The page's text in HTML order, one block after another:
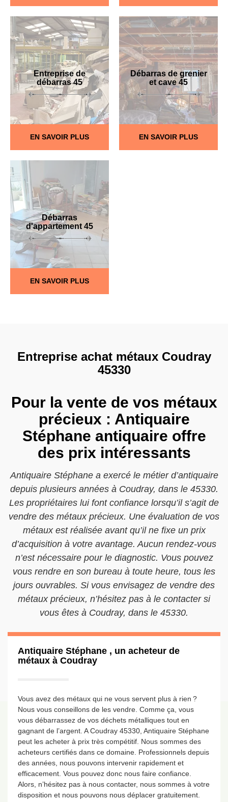
Entreprise de
débarras 45
EN SAVOIR PLUS
Débarras de grenier
et cave 45
EN SAVOIR PLUS
Débarras
d'appartement 45
EN SAVOIR PLUS
Entreprise achat métaux Coudray
45330
Pour la vente de vos métaux
précieux : Antiquaire
Stéphane antiquaire offre
des prix intéressants
Antiquaire Stéphane a exercé le métier d’antiquaire
depuis plusieurs années à Coudray, dans le 45330.
Les propriétaires lui font confiance lorsqu’il s’agit de
vendre des métaux précieux. Une évaluation de vos
métaux est réalisée avant qu’il ne fixe un prix
d’acquisition à votre avantage. Aucun rendez-vous
n’est nécessaire pour le diagnostic. Vous pouvez
vous rendre en son bureau à toute heure, tous les
jours ouvrables. Si vous envisagez de vendre des
métaux précieux, n’hésitez pas à le contacter si
vous êtes à Coudray, dans le 45330.
Antiquaire Stéphane , un acheteur de
métaux à Coudray
Vous avez des métaux qui ne vous servent plus à rien ?
Nous vous conseillons de les vendre. Comme ça, vous
vous débarrassez de vos déchets métalliques tout en
gagnant de l’argent. A Coudray 45330, Antiquaire Stéphane
peut les acheter à prix très compétitif. Nous sommes des
acheteurs certifiés dans ce domaine. Professionnels depuis
des années, nous pouvons intervenir rapidement et
efficacement. Vous pouvez donc nous faire confiance.
Alors, n’hésitez pas à nous contacter, nous sommes à votre
disposition et nous pouvons nous déplacer gratuitement.